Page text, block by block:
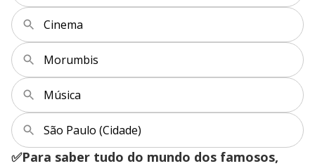
Cinema
Morumbis
Música
São Paulo (Cidade)
✅Para saber tudo do mundo dos famosos,